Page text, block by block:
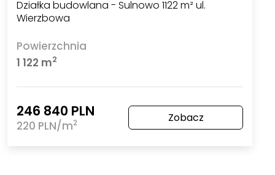
Działka budowlana - Sulnowo 1122 m² ul.
Wierzbowa
Powierzchnia
1 122 m2
246 840 PLN
220 PLN/m2 Zobacz